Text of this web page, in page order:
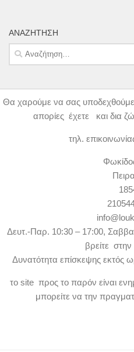
ΑΝΑΖΉΤΗΣΗ
Αναζήτηση
για:
Θα χαρούμε να σας
απορίες έχετε και δια
τηλ.
Δευτ.-Παρ. 10:30 – 17:00,
βρείτε
Δυνατότητα επίσκεψης εκτός
το site προς το παρόν είναι
μπορείτε να την